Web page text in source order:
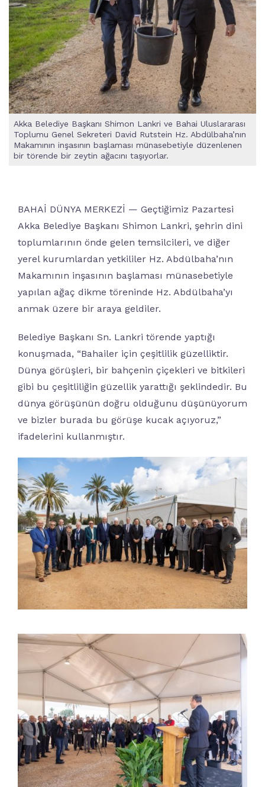
Akka Belediye Başkanı Shimon Lankri ve Bahai Uluslararası
Toplumu Genel Sekreteri David Rutstein Hz. Abdülbaha’nın
Makamının inşasının başlaması münasebetiyle düzenlenen
bir törende bir zeytin ağacını taşıyorlar.
BAHAİ DÜNYA MERKEZİ — Geçtiğimiz Pazartesi
Akka Belediye Başkanı Shimon Lankri, şehrin dini
toplumlarının önde gelen temsilcileri, ve diğer
yerel kurumlardan yetkililer Hz. Abdülbaha’nın
Makamının inşasının başlaması münasebetiyle
yapılan ağaç dikme töreninde Hz. Abdülbaha’yı
anmak üzere bir araya geldiler.
Belediye Başkanı Sn. Lankri törende yaptığı
konuşmada, “Bahailer için çeşitlilik güzelliktir.
Dünya görüşleri, bir bahçenin çiçekleri ve bitkileri
gibi bu çeşitliliğin güzellik yarattığı şeklindedir. Bu
dünya görüşünün doğru olduğunu düşünüyorum
ve bizler burada bu görüşe kucak açıyoruz,”
ifadelerini kullanmıştır.